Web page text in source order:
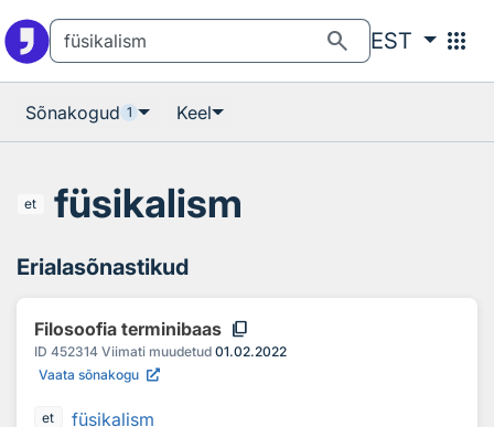
search EST apps
Sõnakogud 1 Keel
et füsikalism
Erialasõnastikud
Filosoofia terminibaas content_copy
ID 452314 Viimati muudetud 01.02.2022
Vaata sõnakogu
et füsikalism